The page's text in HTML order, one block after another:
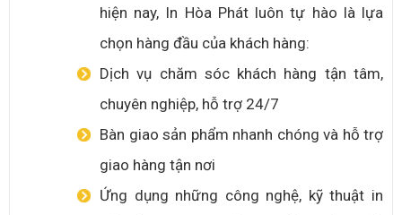
hiện nay, In Hòa Phát luôn tự hào là lựa
chọn hàng đầu của khách hàng:
Dịch vụ chăm sóc khách hàng tận tâm,
chuyên nghiệp, hỗ trợ 24/7
Bàn giao sản phẩm nhanh chóng và hỗ trợ
giao hàng tận nơi
Ứng dụng những công nghệ, kỹ thuật in